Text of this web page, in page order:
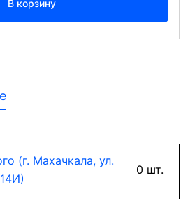
В корзину
(г. Махачкала, ул.
0 шт.